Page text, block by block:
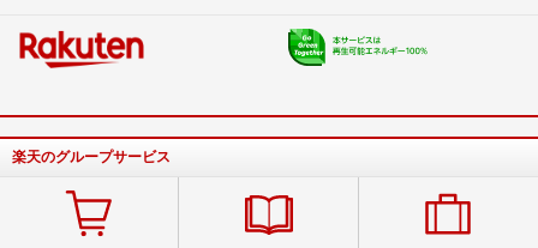
楽天のグループサービス